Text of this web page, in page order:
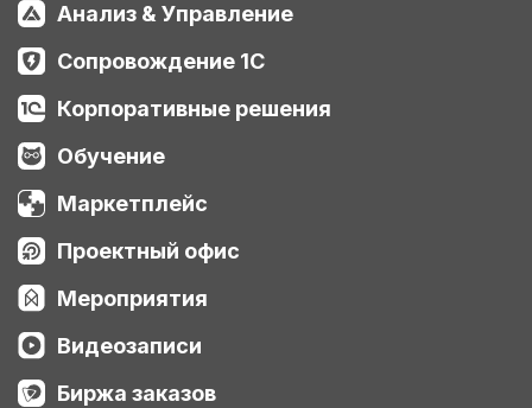
Анализ & Управление
Сопровождение 1С
Корпоративные решения
Обучение
Маркетплейс
Проектный офис
Мероприятия
Видеозаписи
Биржа заказов